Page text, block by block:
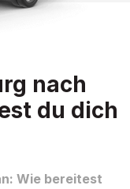
nach
du dich
Wie bereitest